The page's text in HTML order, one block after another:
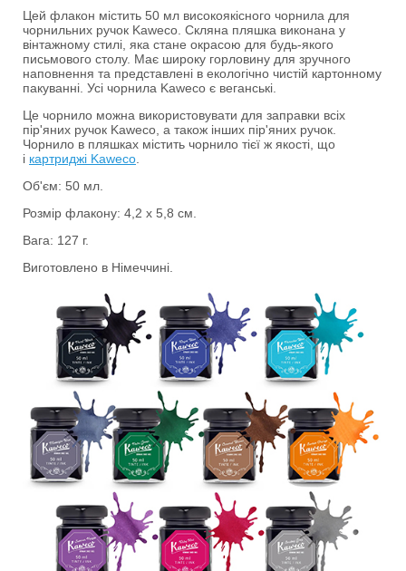
Цей флакон містить 50 мл високоякісного чорнила для
чорнильних ручок Kaweco. Скляна пляшка виконана у
вінтажному стилі, яка стане окрасою для будь-якого
письмового столу. Має широку горловину для зручного
наповнення та представлені в екологічно чистій картонному
пакуванні. Усі чорнила Kaweco є веганські.
Це чорнило можна використовувати для заправки всіх
пір'яних ручок Kaweco, а також інших пір'яних ручок.
Чорнило в пляшках містить чорнило тієї ж якості, що
і картриджі Kaweco
Об'єм: 50 мл.
Розмір флакону: 4,2 х 5,8 см.
Вага: 127 г.
Виготовлено в Німеччині.